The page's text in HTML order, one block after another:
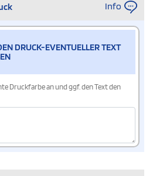
Info
DRUCK-EVENTUELLER TEXT
Druckfarbe an und ggf. den Text den